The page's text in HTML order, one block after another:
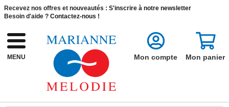
Recevez nos offres et nouveautés : S'inscrire à notre newsletter
Besoin d'aide ? Contactez-nous !
MENU Mon compte Mon panier